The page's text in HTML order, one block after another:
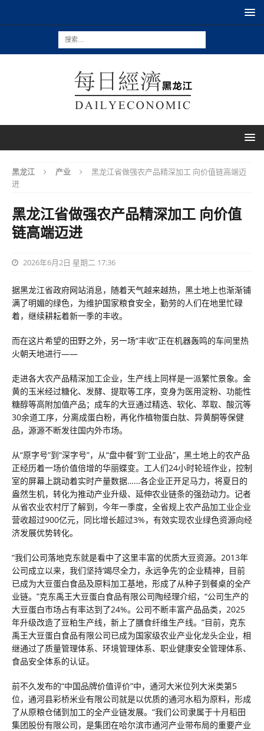
黑龙江 产业
黑龙江省做强农产品精深加工 向价值链高端迈
进
黑龙江省做强农产品精深加工 向价值
链高端迈进
2026年6月2日 星期二 17:36
据黑龙江省政府网站消息，随着天气越来越热，黑土地上也渐渐铺
满了明媚的绿色，为维护国家粮食安全，勤劳的人们在地里忙碌
着，继续耕耘着新一季的丰收。
而在这片希望的田野之外，另一场“丰收”正在机器轰鸣的车间里热
火朝天地进行——
走进各大农产品精深加工企业，生产线上同样是一派繁忙景象。金
黄的玉米经过糖化、发酵、提取等工序，变身为医用淀粉、功能性
糖醇等高附加值产品；成车的大豆通过精选、软化、萃取、酸沉等
30余道工序，分离成蛋白粉，再化作植物蛋白肽、异黄酮等保健
品，源源不断发往国内外市场。
从“原字号”到“深字号”，从“盘中餐”到“工业品”，黑土地上的农产品
正经历着一场价值倍增的华丽蝶变。工人们24小时轮班作业，控制
室的屏幕上跳动着实时产量数据……各企业正开足马力，将夏日的
盎然生机，转化为推动产业升级、延伸农业链条的强劲动力。记者
从省农业农村厅了解到，今年一季度，全省规上农产品加工业企业
营收超过900亿元，同比增长超过3%，有效实现农业绿色资源向经
济发展优势转化。
“我们公司落地克东就是看中了这里丰富的优质大豆资源。2013年
公司成立以来，我们坚持‘竭尽全力，永远争先’的企业精神，目前
已成为大豆蛋白食品及原料加工基地，形成了从种子到餐桌的全产
业链。”克东禹王大豆蛋白食品有限公司陶经理介绍，“公司生产的
大豆蛋白市场占有率达到了24%。公司不断丰富产品品类，2025
年升级改造了豆粕生产线，新上了膳食纤维生产线。”目前，克东
禹王大豆蛋白食品有限公司已成为国家级农业产业化龙头企业，相
继通过了质量管理体系、环境管理体系、职业健康安全管理体系、
食品安全体系的认证。
前不久发布的“中国品牌价值评价”中，通河大米位列大米类第5
位，通河县彩桥米业有限公司就是以优质的通河水稻为原料，形成
了从原粮仓储到加工的全产业链发展。“我们公司隶属于十月稻田
集团股份有限公司，是集团在哈尔滨市通河产业带布局的重要产业